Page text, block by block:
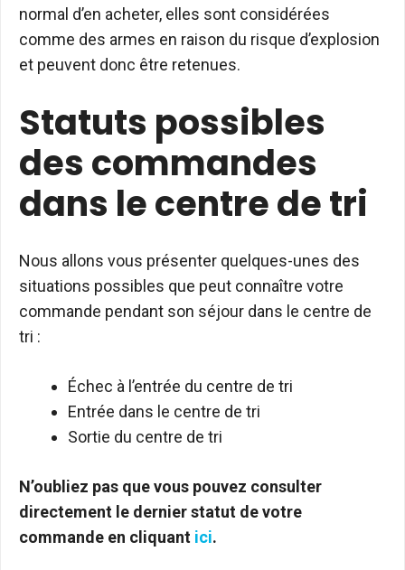
normal d’en acheter, elles sont considérées
comme des armes en raison du risque d’explosion
et peuvent donc être retenues.
Statuts possibles
des commandes
dans le centre de tri
Nous allons vous présenter quelques-unes des
situations possibles que peut connaître votre
commande pendant son séjour dans le centre de
tri :
Échec à l’entrée du centre de tri
Entrée dans le centre de tri
Sortie du centre de tri
N’oubliez pas que vous pouvez consulter
directement le dernier statut de votre
commande en cliquant ici.